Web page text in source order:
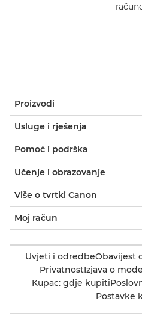
Proizvodi
Usluge i rješenja
Pomoć i podrška
Učenje i obrazovanje
Više o tvrtki Canon
Moj račun
Uvjeti i odredbeObavijest
PrivatnostIzjava o
Kupac: gdje kupiti
Postavke